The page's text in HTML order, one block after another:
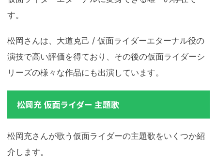
す。
松岡さんは、大道克己 / 仮面ライダーエターナル役の
演技で高い評価を得ており、その後の仮面ライダーシ
リーズの様々な作品にも出演しています。
松岡充 仮面ライダー 主題歌
松岡充さんが歌う仮面ライダーの主題歌をいくつか紹
介します。